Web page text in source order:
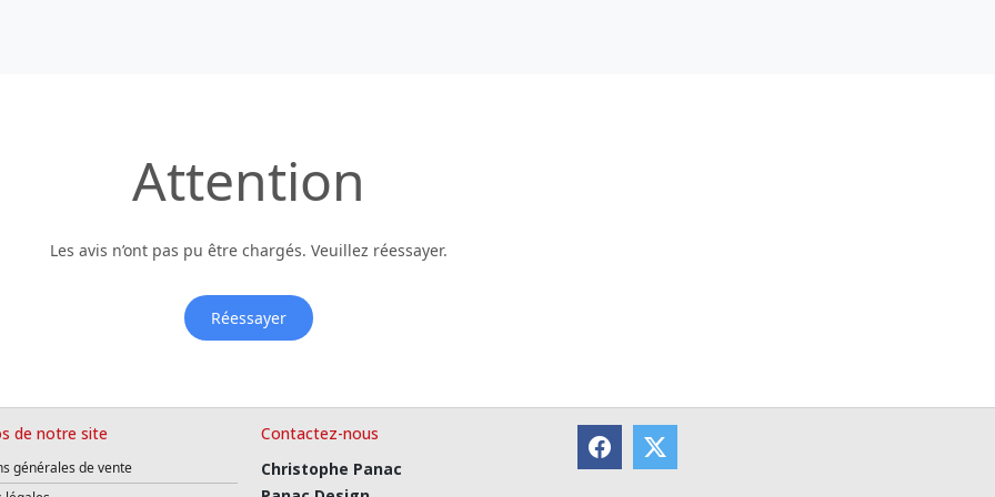
Attention
Les avis n’ont pas pu être chargés. Veuillez réessayer.
Réessayer
de notre site
générales de vente
Contactez-nous
Christophe Panac